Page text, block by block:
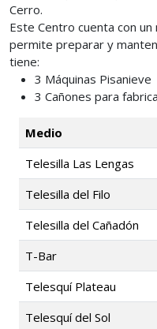
Cerro.
Este Centro cuenta con
permite preparar y
tiene:
3 Máquinas Pisanieve
3 Cañones para
Medio
Telesilla Las Lengas
Telesilla del Filo
Telesilla del Cañadón
T-Bar
Telesquí Plateau
Telesquí del Sol